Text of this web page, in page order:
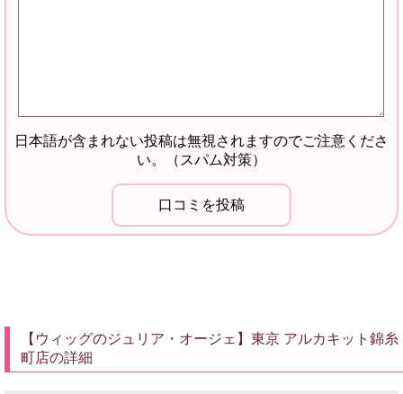
日本語が含まれない投稿は無視されますのでご注意くださ
い。（スパム対策）
【ウィッグのジュリア・オージェ】東京 アルカキット錦糸
町店の詳細